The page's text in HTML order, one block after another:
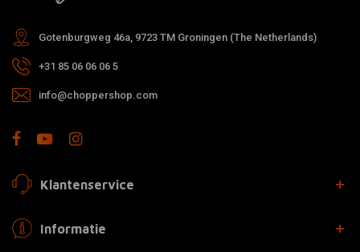
Gotenburgweg 46a, 9723 TM Groningen (The Netherlands)
+31 85 06 06 06 5
info@choppershop.com
Klantenservice
Informatie